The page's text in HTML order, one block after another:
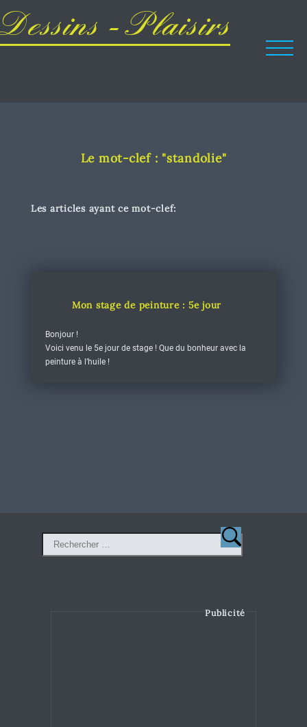
Dessins - Plaisirs
Le mot-clef : "standolie"
Les articles ayant ce mot-clef:
Mon stage de peinture : 5e jour
Bonjour !
Voici venu le 5e jour de stage ! Que du bonheur avec la
peinture à l’huile !
Publicité